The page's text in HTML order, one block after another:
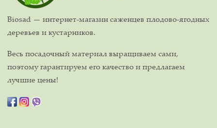
Biosad — интернет-магазин саженцев плодово-ягодных
деревьев и кустарников.
Весь посадочный материал выращиваем сами,
поэтому гарантируем его качество и предлагаем
лучшие цены!